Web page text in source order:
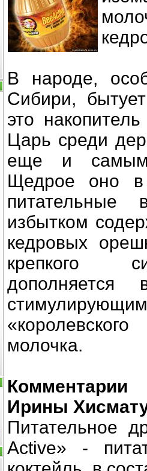
В народе,
Сибири,
это
Царь среди
еще и
Щедрое оно в
избытком
кедровых
крепкого
молочка.
Комментарии
Ирины
Питательное
Active» -